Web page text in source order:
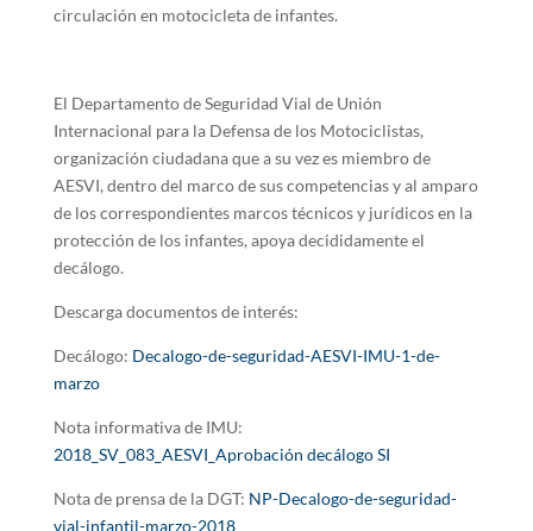
circulación en motocicleta de infantes.
El Departamento de Seguridad Vial de Unión
Internacional para la Defensa de los Motociclistas,
organización ciudadana que a su vez es miembro de
AESVI, dentro del marco de sus competencias y al amparo
de los correspondientes marcos técnicos y jurídicos en la
protección de los infantes, apoya decididamente el
decálogo.
Descarga documentos de interés:
Decálogo: Decalogo-de-seguridad-AESVI-IMU-1-de-
marzo
Nota informativa de IMU:
2018_SV_083_AESVI_Aprobación decálogo SI
Nota de prensa de la DGT: NP-Decalogo-de-seguridad-
vial-infantil-marzo-2018